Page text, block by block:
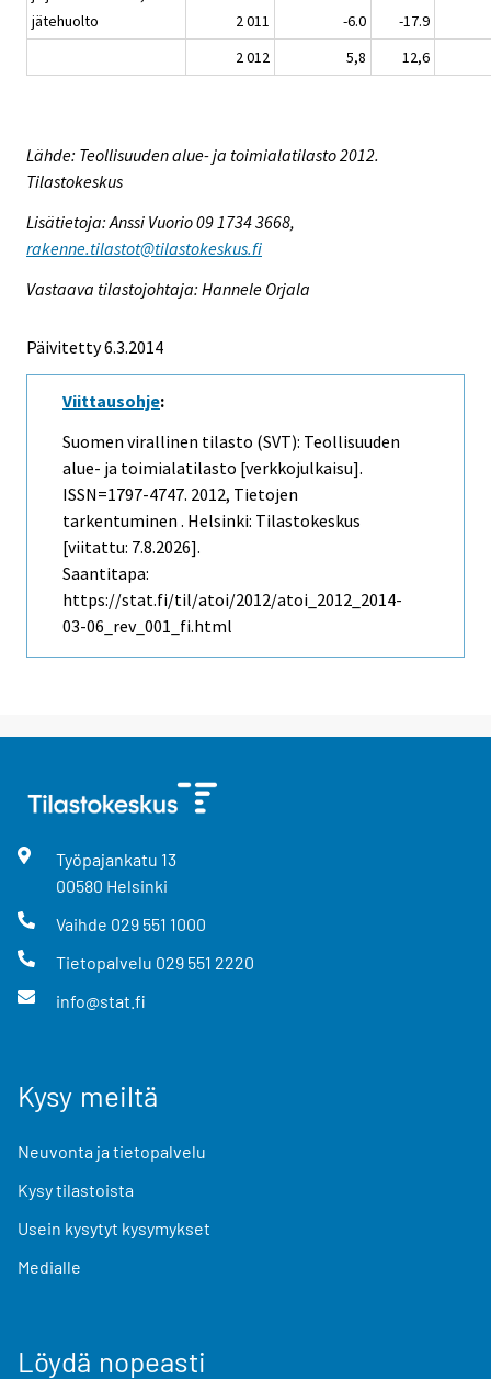
jätehuolto
2 011 -6.0
-17.9
2 012
5,8 12,6
Lähde: Teollisuuden alue- ja toimialatilasto 2012.
Tilastokeskus
Lisätietoja: Anssi Vuorio 09 1734 3668,
rakenne.tilastot@tilastokeskus.fi
Vastaava tilastojohtaja: Hannele Orjala
Päivitetty 6.3.2014
Viittausohje:
Suomen virallinen tilasto (SVT): Teollisuuden
alue- ja toimialatilasto [verkkojulkaisu].
ISSN=1797-4747. 2012, Tietojen
tarkentuminen . Helsinki: Tilastokeskus
[viitattu: 7.8.2026].
Saantitapa:
https://stat.fi/til/atoi/2012/atoi_2012_2014-
03-06_rev_001_fi.html
Työpajankatu 13
00580 Helsinki
Vaihde 029 551 1000
Tietopalvelu 029 551 2220
info@stat.fi
Kysy meiltä
Neuvonta ja tietopalvelu
Kysy tilastoista
Usein kysytyt kysymykset
Medialle
Löydä nopeasti